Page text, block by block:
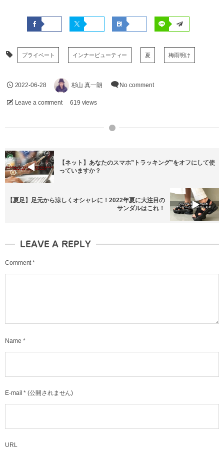
プライベート インナービューティー 夏 梅雨明け
2022-06-28 杉山 真一朗 No comment
Leave a comment 619 views
【ネット】あなたのスマホ”トラッキング”をオフにして使
っていますか？
【夏足】足元から涼しくオシャレに！2022年夏に大注目の
サンダルはこれ！
LEAVE A REPLY
Comment *
Name *
E-mail * (公開されません)
URL